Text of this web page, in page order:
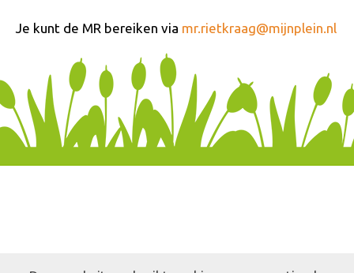
Je kunt de MR bereiken via mr.rietkraag@mijnplein.nl